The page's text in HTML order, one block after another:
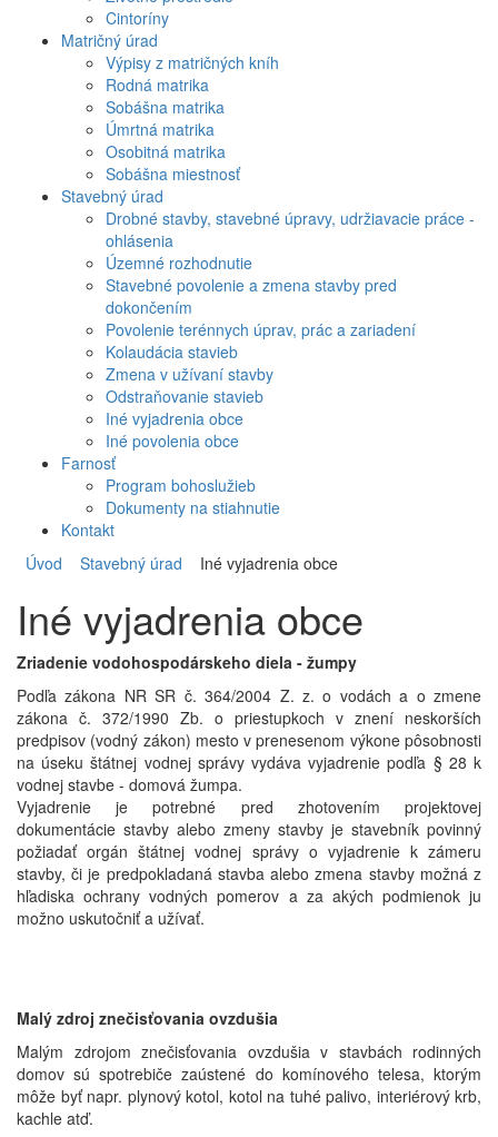
Cintoríny
Matričný úrad
Výpisy z matričných kníh
Rodná matrika
Sobášna matrika
Úmrtná matrika
Osobitná matrika
Sobášna miestnosť
Stavebný úrad
Drobné stavby, stavebné úpravy, udržiavacie práce -
ohlásenia
Územné rozhodnutie
Stavebné povolenie a zmena stavby pred
dokončením
Povolenie terénnych úprav, prác a zariadení
Kolaudácia stavieb
Zmena v užívaní stavby
Odstraňovanie stavieb
Iné vyjadrenia obce
Iné povolenia obce
Farnosť
Program bohoslužieb
Dokumenty na stiahnutie
Kontakt
Úvod
Stavebný úrad Iné vyjadrenia obce
Iné vyjadrenia obce
Zriadenie vodohospodárskeho diela - žumpy
Podľa zákona NR SR č. 364/2004 Z. z. o vodách a o zmene
zákona č. 372/1990 Zb. o priestupkoch v znení neskorších
predpisov (vodný zákon) mesto v prenesenom výkone pôsobnosti
na úseku štátnej vodnej správy vydáva vyjadrenie podľa § 28 k
vodnej stavbe - domová žumpa.
Vyjadrenie je potrebné pred zhotovením projektovej
dokumentácie stavby alebo zmeny stavby je stavebník povinný
požiadať orgán štátnej vodnej správy o vyjadrenie k zámeru
stavby, či je predpokladaná stavba alebo zmena stavby možná z
hľadiska ochrany vodných pomerov a za akých podmienok ju
možno uskutočniť a užívať.
Malý zdroj znečisťovania ovzdušia
Malým zdrojom znečisťovania ovzdušia v stavbách rodinných
domov sú spotrebiče zaústené do komínového telesa, ktorým
môže byť napr. plynový kotol, kotol na tuhé palivo, interiérový krb,
kachle atď.